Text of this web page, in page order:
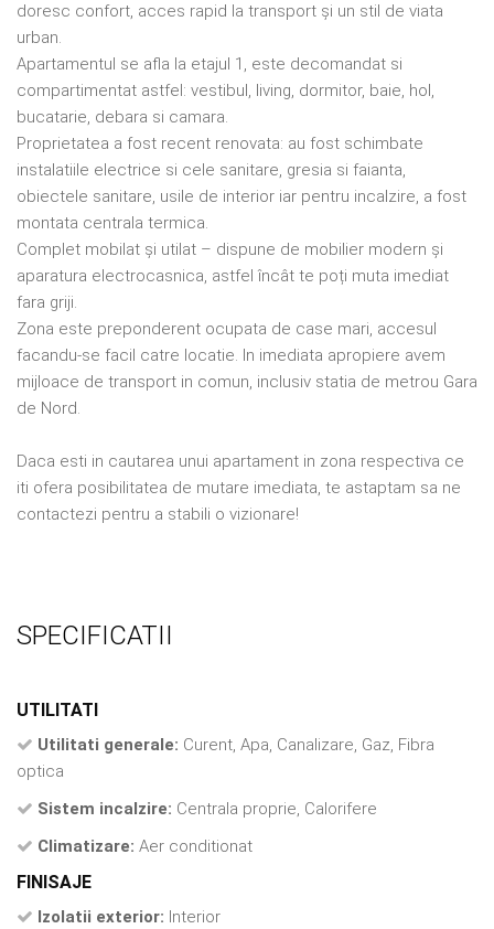
doresc confort, acces rapid la transport și un stil de viata
urban.
Apartamentul se afla la etajul 1, este decomandat si
compartimentat astfel: vestibul, living, dormitor, baie, hol,
bucatarie, debara si camara.
Proprietatea a fost recent renovata: au fost schimbate
instalatiile electrice si cele sanitare, gresia si faianta,
obiectele sanitare, usile de interior iar pentru incalzire, a fost
montata centrala termica.
Complet mobilat și utilat – dispune de mobilier modern și
aparatura electrocasnica, astfel încât te poți muta imediat
fara griji.
Zona este preponderent ocupata de case mari, accesul
facandu-se facil catre locatie. In imediata apropiere avem
mijloace de transport in comun, inclusiv statia de metrou Gara
de Nord.
Daca esti in cautarea unui apartament in zona respectiva ce
iti ofera posibilitatea de mutare imediata, te astaptam sa ne
contactezi pentru a stabili o vizionare!
SPECIFICATII
UTILITATI
Utilitati generale: Curent, Apa, Canalizare, Gaz, Fibra
optica
Sistem incalzire: Centrala proprie, Calorifere
Climatizare: Aer conditionat
FINISAJE
Izolatii exterior: Interior